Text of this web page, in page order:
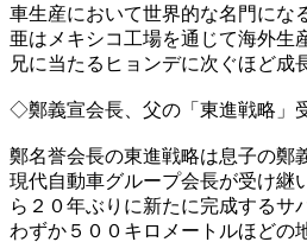
車生産において世界的な名門にな
亜はメキシコ工場を通じて海外生
兄に当たるヒョンデに次ぐほど成
◇鄭義宣会長、父の「東進戦略」
鄭名誉会長の東進戦略は息子の鄭
現代自動車グループ会長が受け継
ら２０年ぶりに新たに完成するサ
わずか５００キロメートルほどの